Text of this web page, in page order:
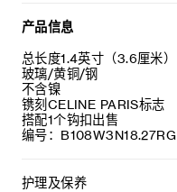
产品信息
总长度1.4英寸（3.6厘米）
玻璃/黄铜/钢
不含镍
镌刻CELINE PARIS标志
搭配1个钩扣出售
编号：B108W3N18.27RG
护理及保养